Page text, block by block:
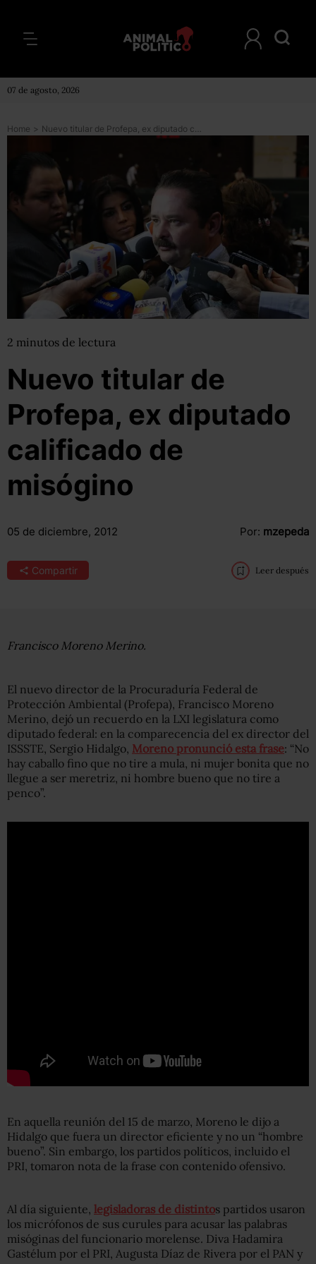
07 de agosto, 2026
Home > Nuevo titular de Profepa, ex diputado calificado de misógino
2 minutos de lectura
Nuevo titular de
Profepa, ex diputado
calificado de
misógino
05 de diciembre, 2012 Por: mzepeda
Compartir Leer después
Francisco Moreno Merino.
El nuevo director de la Procuraduría Federal de
Protección Ambiental (Profepa), Francisco Moreno
Merino, dejó un recuerdo en la LXI legislatura como
diputado federal: en la comparecencia del ex director del
ISSSTE, Sergio Hidalgo, Moreno pronunció esta frase: “No
hay caballo fino que no tire a mula, ni mujer bonita que no
llegue a ser meretriz, ni hombre bueno que no tire a
penco”.
En aquella reunión del 15 de marzo, Moreno le dijo a
Hidalgo que fuera un director eficiente y no un “hombre
bueno”. Sin embargo, los partidos políticos, incluido el
PRI, tomaron nota de la frase con contenido ofensivo.
Al día siguiente, legisladoras de distintos partidos usaron
los micrófonos de sus curules para acusar las palabras
misóginas del funcionario morelense. Diva Hadamira
Gastélum por el PRI, Augusta Díaz de Rivera por el PAN y